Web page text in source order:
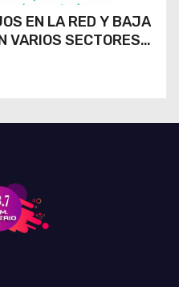
EN LA RED Y BAJA
VARIOS SECTORES